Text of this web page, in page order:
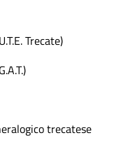
Trecate)
trecatese